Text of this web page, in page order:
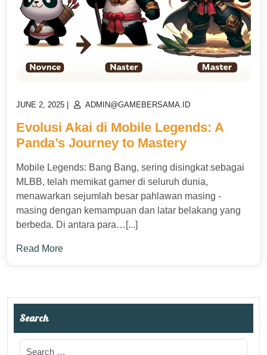
POSTED
JUNE 2, 2025
POSTED
ADMIN@GAMEBERSAMA.ID
Evolusi Akai di Mobile Legends: A
Panda’s Journey to Mastery
Mobile Legends: Bang Bang, sering disingkat sebagai
MLBB, telah memikat gamer di seluruh dunia,
menawarkan sejumlah besar pahlawan masing -
masing dengan kemampuan dan latar belakang yang
berbeda. Di antara para…[...]
Read More
Search